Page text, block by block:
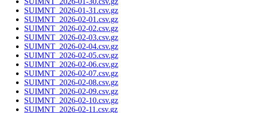
SUIMNT_2026-01-31.csv.gz
SUIMNT_2026-02-01.csv.gz
SUIMNT_2026-02-02.csv.gz
SUIMNT_2026-02-03.csv.gz
SUIMNT_2026-02-04.csv.gz
SUIMNT_2026-02-05.csv.gz
SUIMNT_2026-02-06.csv.gz
SUIMNT_2026-02-07.csv.gz
SUIMNT_2026-02-08.csv.gz
SUIMNT_2026-02-09.csv.gz
SUIMNT_2026-02-10.csv.gz
SUIMNT_2026-02-11.csv.gz